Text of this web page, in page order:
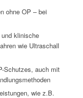
ohne OP – bei
klinische
wie Ultraschall
Schutzes, auch mit
wie z.B.